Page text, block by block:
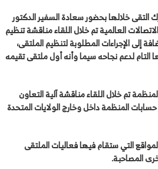
التقى خلالها بحضور سعادة السفير الدكتور
العالمية تم خلال اللقاء مناقشة تنظيم
الإجراءات المطلوبة لتنظيم الملتقى،
لدعم نجاحه سيما وأنه أول ملتقى تقيمه
تم خلال اللقاء مناقشة آلية التعاون
المنظمة داخل وخارج الولايات المتحدة
التي ستقام فيها فعاليات الملتقى
المصاحبة.